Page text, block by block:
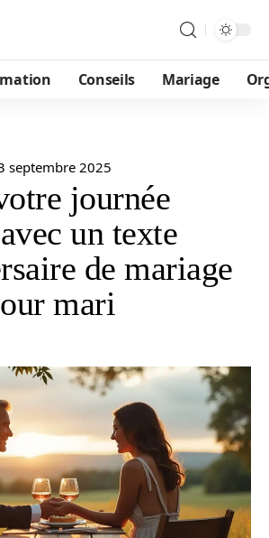
Conseils Mariage
septembre 2025
journée
un texte
de mariage
mari